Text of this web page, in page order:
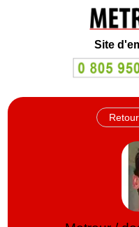
Site